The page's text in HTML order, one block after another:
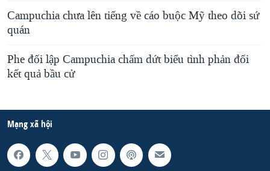
Campuchia chưa lên tiếng về cáo buộc Mỹ theo dõi sứ
quán
Phe đối lập Campuchia chấm dứt biểu tình phản đối
kết quả bầu cử
Mạng xã hội